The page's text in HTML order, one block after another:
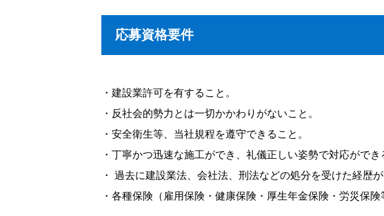
応募資格要件
・建設業許可を有すること。
・反社会的勢力とは一切かかわりがないこと。
・安全衛生等、当社規程を遵守できること。
・丁寧かつ迅速な施工ができ、礼儀正しい姿勢で対応ができ
・ 過去に建設業法、会社法、刑法などの処分を受けた経歴が
・各種保険（雇用保険・健康保険・厚生年金保険・労災保険